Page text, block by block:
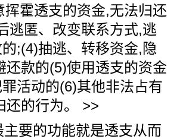
挥霍透支的资金,无法归还
逃匿、改变联系方式,逃
;(4)抽逃、转移资金,隐
还款的(5)使用透支的资金
活动的(6)其他非法占有
还的行为。 >>
要的功能就是透支从而